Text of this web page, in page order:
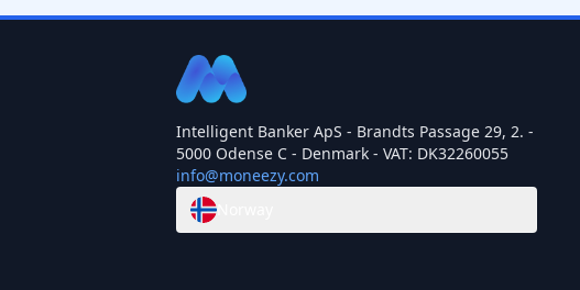
Intelligent Banker ApS - Brandts Passage 29, 2. -
5000 Odense C - Denmark - VAT: DK32260055
info@moneezy.com